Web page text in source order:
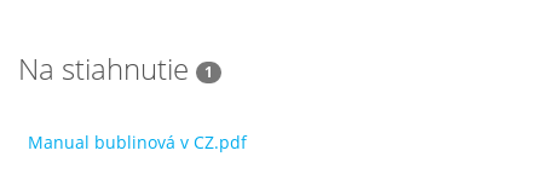
Na stiahnutie 1
Manual bublinová v CZ.pdf